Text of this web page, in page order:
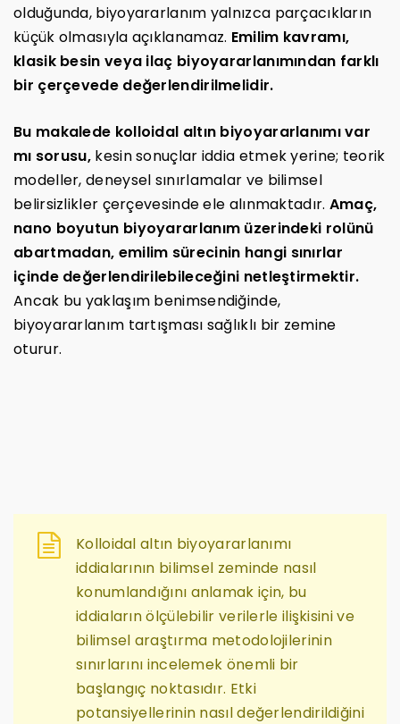
olduğunda, biyoyararlanım yalnızca parçacıkların
küçük olmasıyla açıklanamaz. Emilim kavramı,
klasik besin veya ilaç biyoyararlanımından farklı
bir çerçevede değerlendirilmelidir.
Bu makalede kolloidal altın biyoyararlanımı var
mı sorusu, kesin sonuçlar iddia etmek yerine; teorik
modeller, deneysel sınırlamalar ve bilimsel
belirsizlikler çerçevesinde ele alınmaktadır. Amaç,
nano boyutun biyoyararlanım üzerindeki rolünü
abartmadan, emilim sürecinin hangi sınırlar
içinde değerlendirilebileceğini netleştirmektir.
Ancak bu yaklaşım benimsendiğinde,
biyoyararlanım tartışması sağlıklı bir zemine
oturur.
Kolloidal altın biyoyararlanımı
iddialarının bilimsel zeminde nasıl
konumlandığını anlamak için, bu
iddiaların ölçülebilir verilerle ilişkisini ve
bilimsel araştırma metodolojilerinin
sınırlarını incelemek önemli bir
başlangıç noktasıdır. Etki
potansiyellerinin nasıl değerlendirildiğini